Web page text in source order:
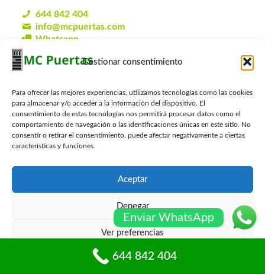
Gestionar consentimiento
Para ofrecer las mejores experiencias, utilizamos tecnologías como las cookies
para almacenar y/o acceder a la información del dispositivo. El
consentimiento de estas tecnologías nos permitirá procesar datos como el
comportamiento de navegación o las identificaciones únicas en este sitio. No
consentir o retirar el consentimiento, puede afectar negativamente a ciertas
características y funciones.
Aceptar
Denegar
Ver preferencias
Política de cookiesPolíticas de privacidad
644 842 404
info@mcpuertas.com
Whatsapp
Presupuesto Gratis
Nombre
Enviar WhatsApp
644 842 404